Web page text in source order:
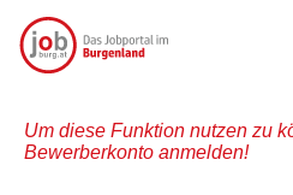
Um diese Funktion nutzen zu
Bewerberkonto anmelden!